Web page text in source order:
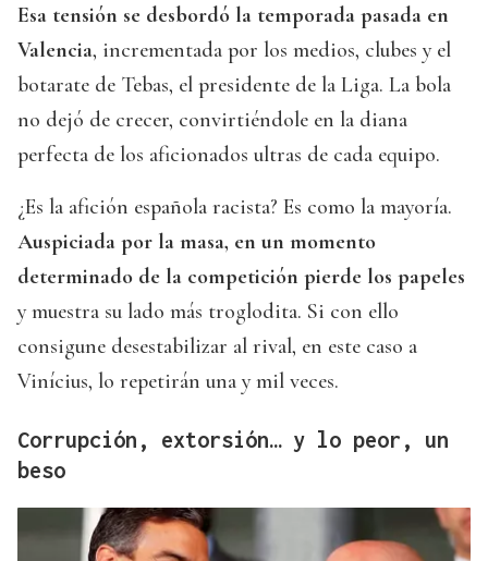
Esa tensión se desbordó la temporada pasada en
Valencia, incrementada por los medios, clubes y el
botarate de Tebas, el presidente de la Liga. La bola
no dejó de crecer, convirtiéndole en la diana
perfecta de los aficionados ultras de cada equipo.
¿Es la afición española racista? Es como la mayoría.
Auspiciada por la masa, en un momento
determinado de la competición pierde los papeles
y muestra su lado más troglodita. Si con ello
consigune desestabilizar al rival, en este caso a
Vinícius, lo repetirán una y mil veces.
Corrupción, extorsión… y lo peor, un
beso